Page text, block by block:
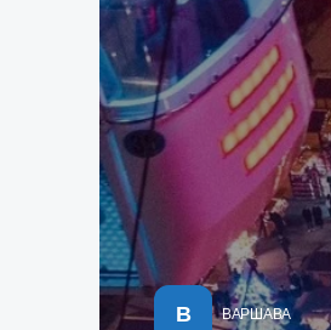
В ВАРШАВА